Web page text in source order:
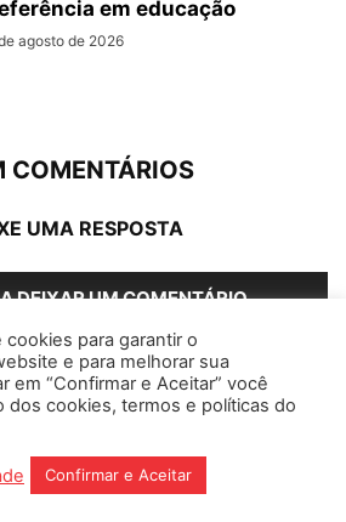
em educação
agosto de 2026
COMENTÁRIOS
UMA RESPOSTA
DEIXAR UM COMENTÁRIO
Coluna Social Grampos
conosco Assinantes
para garantir o
e para melhorar sua
em “Confirmar e Aceitar” você
dos cookies, termos e políticas do
Confirmar e Aceitar